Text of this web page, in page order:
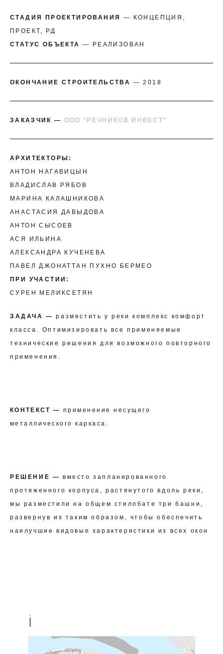
СТАДИЯ ПРОЕКТИРОВАНИЯ — КОНЦЕПЦИЯ,
ПРОЕКТ, РД
СТАТУС ОБЪЕКТА — РЕАЛИЗОВАН
ОКОНЧАНИЕ СТРОИТЕЛЬСТВА — 2018
ЗАКАЗЧИК — ООО "РЕЧНИКОВ ИНВЕСТ"
АРХИТЕКТОРЫ:
АНТОН НАГАВИЦЫН
ВЛАДИСЛАВ РЯБОВ
МАРИНА КАЛАШНИКОВА
АНАСТАСИЯ ДАВЫДОВА
АНТОН СЫСОЕВ
АСЯ ИЛЬИНА
АЛЕКСАНДРА КУЧЕНЕВА
ПАВЕЛ ДЖОНАТТАН ПУХНО БЕРМЕО
ПРИ УЧАСТИИ:
СУРЕН МЕЛИКСЕТЯН
ЗАДАЧА —
разместить у реки комплекс комфорт
класса. Оптимизировать все применяемые
технические решения для возможного повторного
применения.
КОНТЕКСТ —
применение несущего
металлического каркаса.
РЕШЕНИЕ —
вместо запланированного
протяженного корпуса, растянутого вдоль реки,
мы разместили на общем стилобате три башни,
развернув их таким образом, чтобы обеспечить
наилучшие видовые характеристики из всех окон